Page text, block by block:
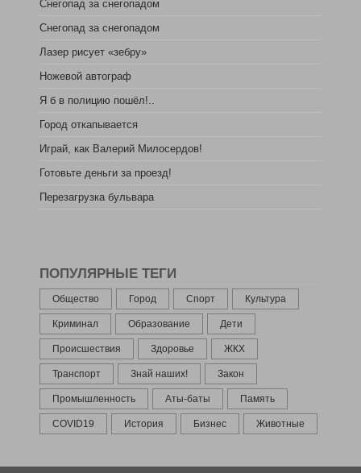
Снегопад за снегопадом
Снегопад за снегопадом
Лазер рисует «зебру»
Ножевой автограф
Я б в полицию пошёл!..
Город откапывается
Играй, как Валерий Милосердов!
Готовьте деньги за проезд!
Перезагрузка бульвара
ПОПУЛЯРНЫЕ ТЕГИ
Общество Город Спорт Культура
Криминал Образование Дети
Происшествия Здоровье ЖКХ
Транспорт Знай наших! Закон
Промышленность Аты-баты Память
COVID19 История Бизнес Животные